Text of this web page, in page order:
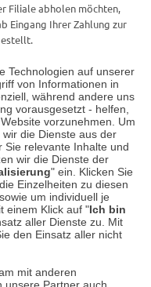
Technologien auf unserer
von Informationen in
während andere uns
vorausgesetzt - helfen,
vorzunehmen. Um
die Dienste aus der
Sie relevante Inhalte und
wir die Dienste der
" ein. Klicken Sie
Einzelheiten zu diesen
um individuell je
einem Klick auf "Ich bin
aller Dienste zu. Mit
den Einsatz aller nicht
mit anderen
Filiale abholen möchten,
Eingang Ihrer Zahlung zur
6
bis 18:00 Uhr
Netz